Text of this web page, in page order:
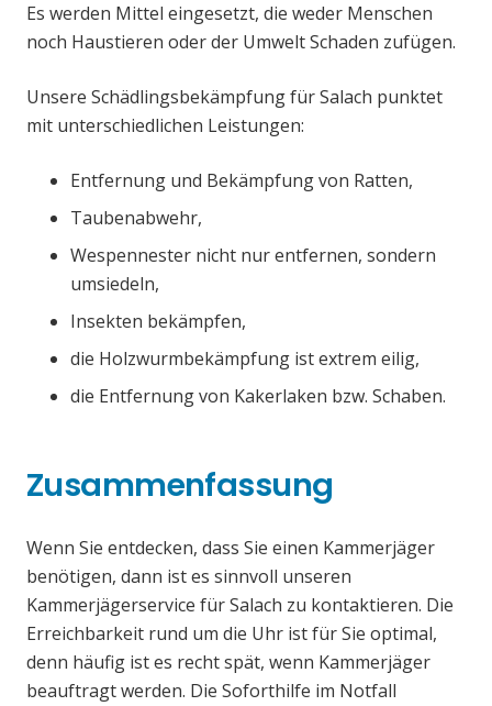
Es werden Mittel eingesetzt, die weder Menschen
noch Haustieren oder der Umwelt Schaden zufügen.
Unsere Schädlingsbekämpfung für Salach punktet
mit unterschiedlichen Leistungen:
Entfernung und Bekämpfung von Ratten,
Taubenabwehr,
Wespennester nicht nur entfernen, sondern
umsiedeln,
Insekten bekämpfen,
die Holzwurmbekämpfung ist extrem eilig,
die Entfernung von Kakerlaken bzw. Schaben.
Zusammenfassung
Wenn Sie entdecken, dass Sie einen Kammerjäger
benötigen, dann ist es sinnvoll unseren
Kammerjägerservice für Salach zu kontaktieren. Die
Erreichbarkeit rund um die Uhr ist für Sie optimal,
denn häufig ist es recht spät, wenn Kammerjäger
beauftragt werden. Die Soforthilfe im Notfall